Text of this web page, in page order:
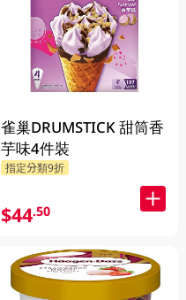
雀巢DRUMSTICK 甜筒香
芋味4件裝
指定分類9折
$44.50